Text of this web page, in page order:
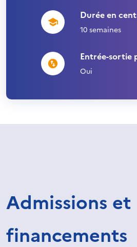
Durée en
10 semaines
Entrée-sortie
Oui
Admissions et
financements